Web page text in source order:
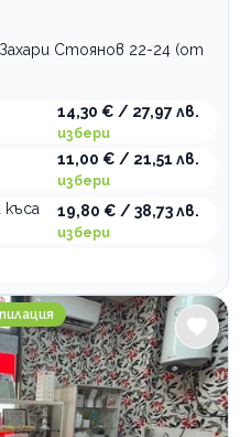
Стоянов 22-24 (от
14,30 € / 27,97 лв.
избери
11,00 € / 21,51 лв.
избери
19,80 € / 38,73 лв.
избери